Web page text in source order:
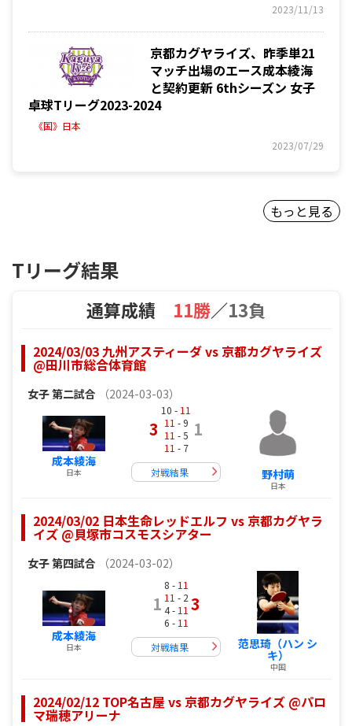
2023/11/13
京都カグヤライズ、昨季単21
マッチ出場のエース成本綾海
と契約更新 6thシーズン 女子
卓球Tリーグ2023-2024
《国》日本
2023/07/29
もっと見る
Tリーグ結果
通算成績 11勝／13負
2024/03/03 九州アスティーダ vs 京都カグヤライズ
@田川市総合体育館
女子第二試合 （2024-03-03）
成本綾海
日本
3
10 - 11
11 - 9
11 - 5
11 - 7
1
対戦結果 野村萌
日本
2024/03/02 日本生命レッドエルフ vs 京都カグヤラ
イズ @貝塚市コスモスシアター
女子第四試合 （2024-03-02）
成本綾海
日本
1
8 - 11
11 - 2
4 - 11
6 - 11
3
対戦結果 范思琦（ハン シ
キ）
中国
2024/02/12 TOP名古屋 vs 京都カグヤライズ @パロ
マ瑞穂アリーナ